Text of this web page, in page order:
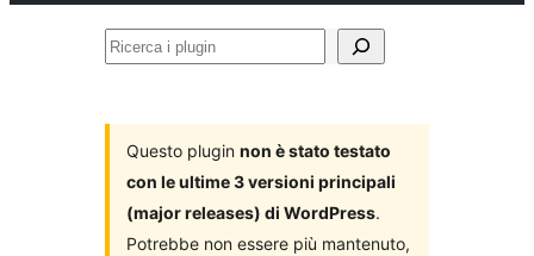
Ricerca
Questo plugin non è stato testato
con le ultime 3 versioni principali
(major releases) di WordPress.
Potrebbe non essere più mantenuto,